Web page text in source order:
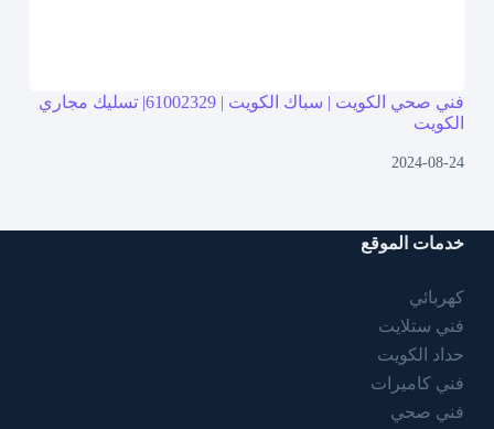
فني صحي الكويت | سباك الكويت | 61002329| تسليك مجاري
الكويت
2024-08-24
خدمات الموقع
كهربائي
فني ستلايت
حداد الكويت
فني كاميرات
فني صحي